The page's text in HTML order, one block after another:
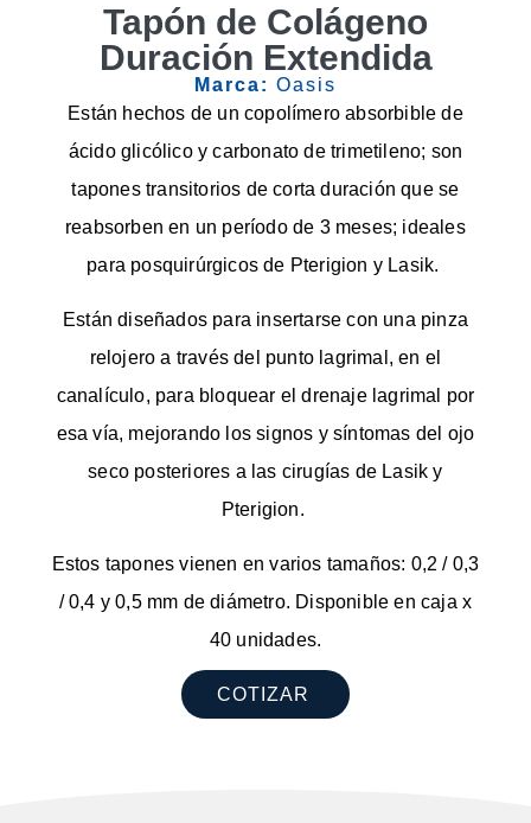
Tapón de Colágeno
Duración Extendida
Marca: Oasis
Están hechos de un copolímero absorbible de
ácido glicólico y carbonato de trimetileno; son
tapones transitorios de corta duración que se
reabsorben en un período de 3 meses; ideales
para posquirúrgicos de Pterigion y Lasik.
Están diseñados para insertarse con una pinza
relojero a través del punto lagrimal, en el
canalículo, para bloquear el drenaje lagrimal por
esa vía, mejorando los signos y síntomas del ojo
seco posteriores a las cirugías de Lasik y
Pterigion.
Estos tapones vienen en varios tamaños: 0,2 / 0,3
/ 0,4 y 0,5 mm de diámetro. Disponible en caja x
40 unidades.
COTIZAR